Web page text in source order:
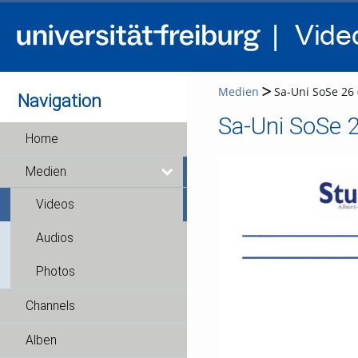
Navigation
Home
Medien
Videos
Audios
Photos
Channels
Alben
Medien Sa-Uni SoSe 26
Sa-Uni SoSe